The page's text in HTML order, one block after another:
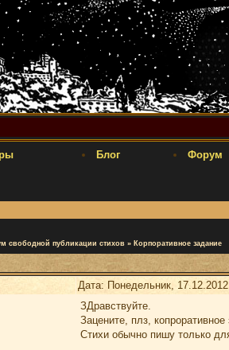
Блог Форум
свободной публикации стихов » Корпоративное задание
Дата: Понедельник,
ЗДравствуйте.
Зацените, плз, копроративное
Стихи обычно пишу только